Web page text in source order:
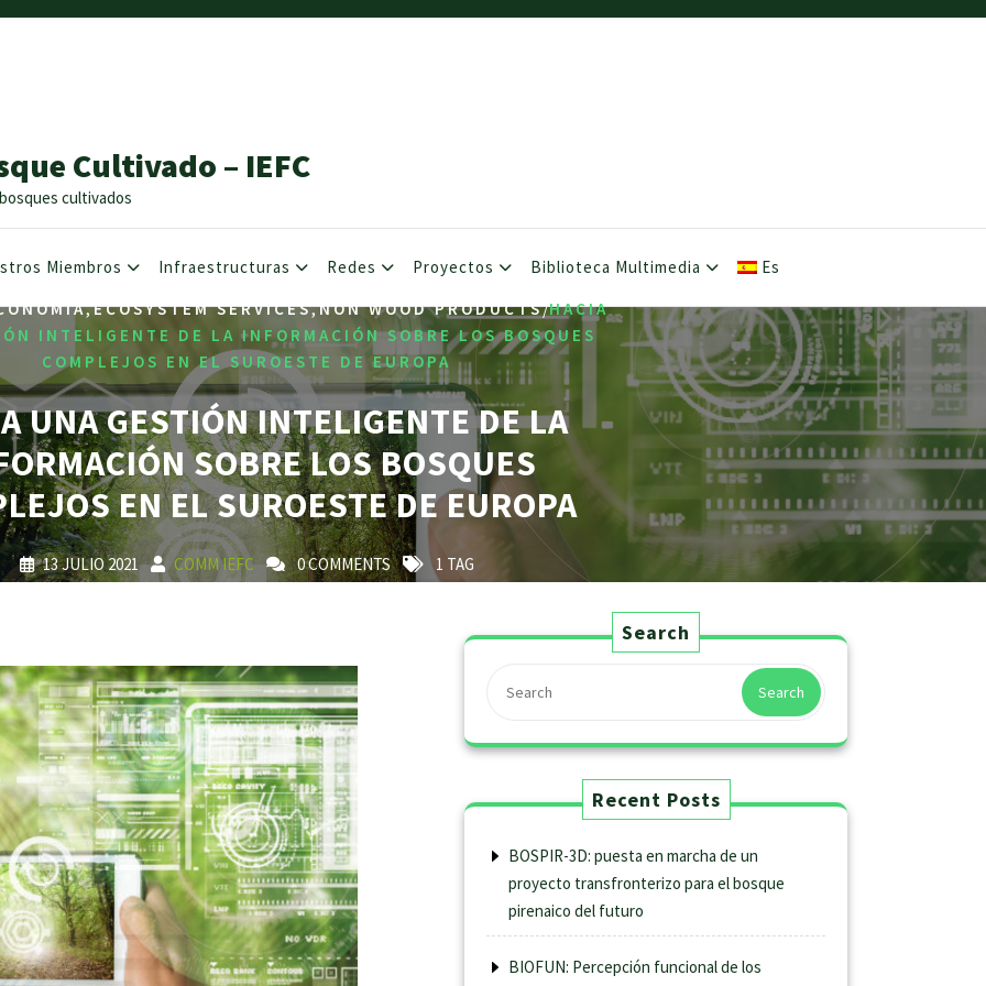
Cultivado – IEFC
cultivados
Miembros Infraestructuras Redes Proyectos Biblioteca Multimedia
Es
,ECOSYSTEM SERVICES,NON WOOD PRODUCTS/HACIA
INTELIGENTE DE LA INFORMACIÓN SOBRE LOS BOSQUES
COMPLEJOS EN EL SUROESTE DE EUROPA
UNA GESTIÓN INTELIGENTE DE LA
SOBRE LOS BOSQUES
EN EL SUROESTE DE EUROPA
13 JULIO 2021 COMM IEFC 0 COMMENTS 1 TAG
Search
Search
Recent Posts
BOSPIR-3D: puesta en marcha de un
proyecto transfronterizo para el bosque
pirenaico del futuro
BIOFUN: Percepción funcional de los